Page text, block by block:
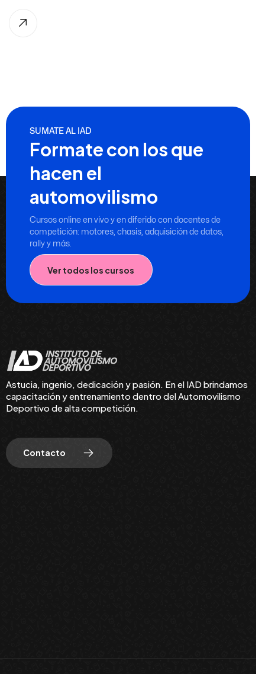
SUMATE AL IAD
Formate con los que
hacen el
automovilismo
Cursos online en vivo y en diferido con docentes de
competición: motores, chasis, adquisición de datos,
rally y más.
Ver todos los cursos
Astucia, ingenio, dedicación y pasión. En el IAD brindamos
capacitación y entrenamiento dentro del Automovilismo
Deportivo de alta competición.
Contacto